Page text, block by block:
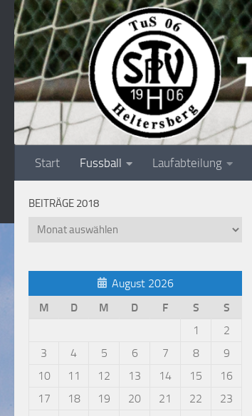
Unter dem Inhalt
Start Fussball Laufabteilung
BEITRÄGE 2018
Beiträge
August 2026
M
D M D F S
S
1
2
3
4 5 6 7 8
9
10
11 12 13 14 15
16
17
18 19 20 21 22
23